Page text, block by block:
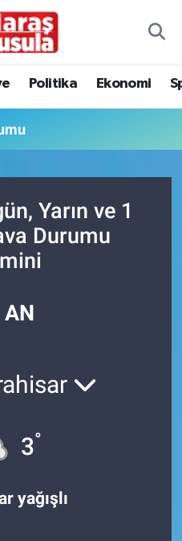
Politika Ekonomi
Yarın ve 1
Durumu
AN
3°
yağışlı
ve Fikstür